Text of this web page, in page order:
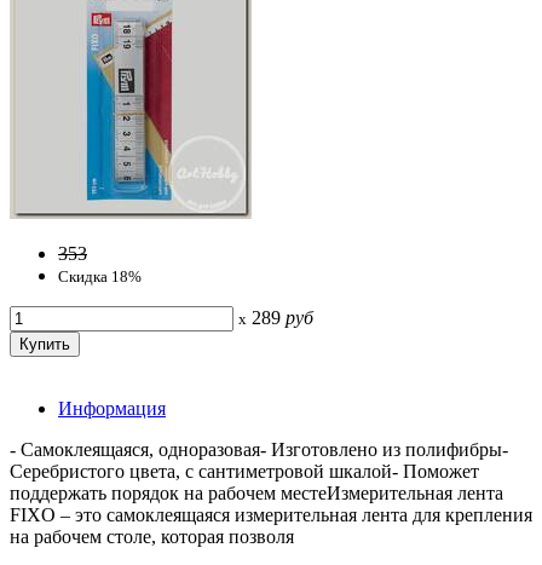
353
Скидка 18%
x 289 руб
Информация
- Самоклеящаяся, одноразовая- Изготовлено из полифибры-
Серебристого цвета, с сантиметровой шкалой- Поможет
поддержать порядок на рабочем местеИзмерительная лента
FIXO – это самоклеящаяся измерительная лента для крепления
на рабочем столе, которая позволя